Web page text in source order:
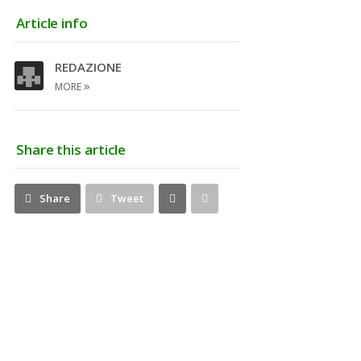
Article info
REDAZIONE
MORE »
Share this article
Share Tweet
Share